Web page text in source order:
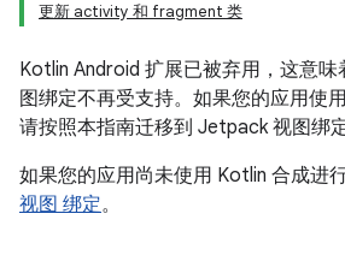
更新 activity 和 fragment 类
Kotlin Android 扩展已被弃用，这意
图绑定不再受支持。如果您的应用使
请按照本指南迁移到 Jetpack 视图绑定
如果您的应用尚未使用 Kotlin 合成进
视图 绑定。